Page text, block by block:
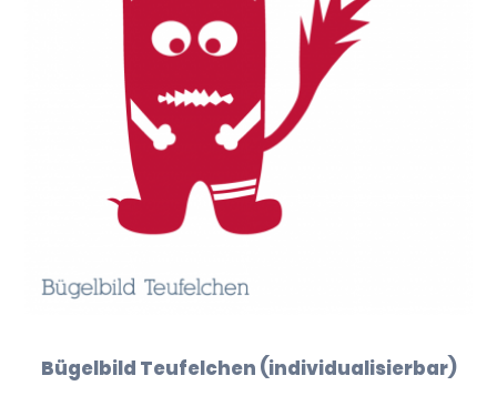
Bügelbild Teufelchen (individualisierbar)